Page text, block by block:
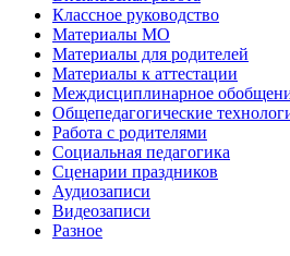
Классное руководство
Материалы МО
Материалы для родителей
Материалы к аттестации
Междисциплинарное
Общепедагогические
Работа с родителями
Социальная педагогика
Сценарии праздников
Аудиозаписи
Видеозаписи
Разное